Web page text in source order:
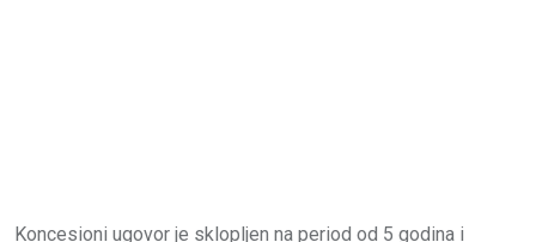
Koncesioni ugovor je sklopljen na period od 5 godina i